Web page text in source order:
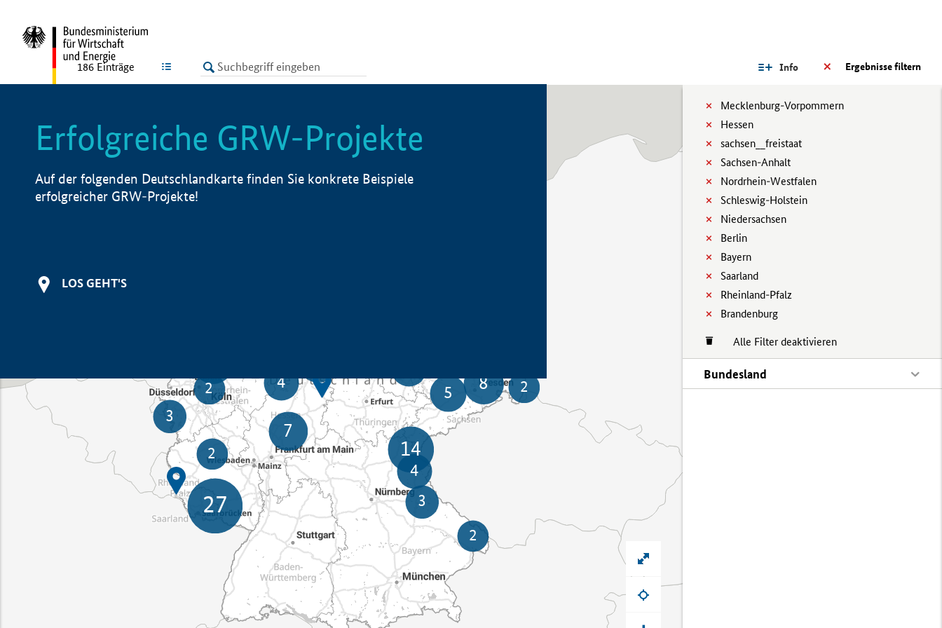
LISTE Ergebnisse filtern
Info
Mecklenburg-Vorpommern
Hessen
sachsen__freistaat
Sachsen-Anhalt
Nordrhein-Westfalen
Schleswig-Holstein
Niedersachsen
Berlin
Bayern
Saarland
Rheinland-Pfalz
Brandenburg
Alle Filter deaktivieren
Bundesland
186 Einträge
Erfolgreiche GRW-Projekte
Auf der folgenden Deutschlandkarte finden Sie konkrete Beispiele
erfolgreicher GRW-Projekte!
LOS GEHT'S